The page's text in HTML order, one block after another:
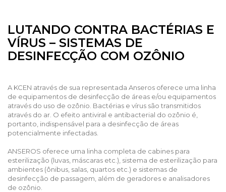
LUTANDO CONTRA BACTÉRIAS E
VÍRUS – SISTEMAS DE
DESINFECÇÃO COM OZÔNIO
A KCEN através de sua representada Anseros oferece uma linha
de equipamentos de desinfecção de áreas e/ou equipamentos
através do uso de ozônio. Bactérias e vírus são transmitidos
através do ar. O efeito antiviral e antibacterial do ozônio é,
portanto, indispensável para a desinfecção de áreas
potencialmente infectadas.
ANSEROS oferece uma linha completa de cabines para
esterilização (luvas, máscaras etc.), sistema de esterilização para
ambientes (ônibus, salas, quartos etc.) e sistemas de
desinfecção de passagem, além de geradores e analisadores
de ozônio.